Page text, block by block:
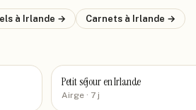
à Irlande → Carnets à Irlande →
Petit séjour en Irlande
Airge· 7 j